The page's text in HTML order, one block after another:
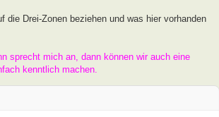
Drei-Zonen beziehen und was hier vorhanden
sprecht mich an, dann können wir auch eine
kenntlich machen.